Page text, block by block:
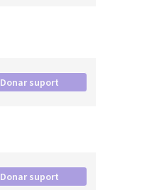
Donar suport
Donar suport